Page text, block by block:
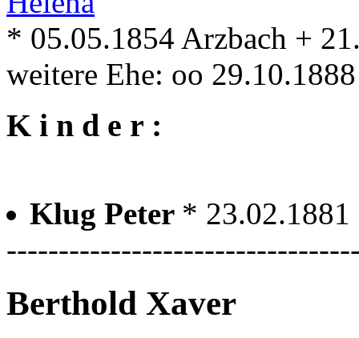
* 05.05.1854 Arzbach +
weitere Ehe: oo
K i n d e r :
Klug Peter * 23.02.1881
Berthold Xaver